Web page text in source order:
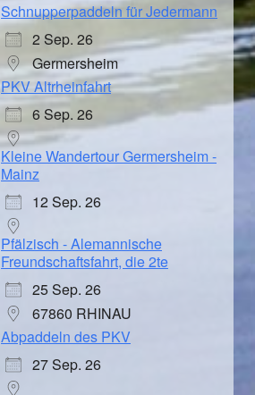
Schnupperpaddeln für Jedermann
2 Sep. 26
Germersheim
PKV Altrheinfahrt
6 Sep. 26
Kleine Wandertour Germersheim -
Mainz
12 Sep. 26
Pfälzisch - Alemannische
Freundschaftsfahrt, die 2te
25 Sep. 26
67860 RHINAU
Abpaddeln des PKV
27 Sep. 26